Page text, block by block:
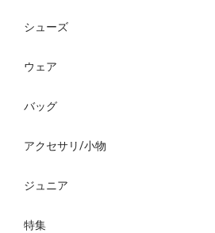
シューズ
ウェア
バッグ
アクセサリ/小物
ジュニア
特集